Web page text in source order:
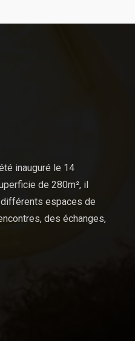
inauguré le 14
de 280m², il
espaces de
des échanges,